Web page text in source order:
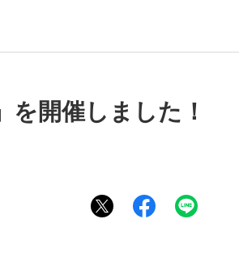
開催しました！